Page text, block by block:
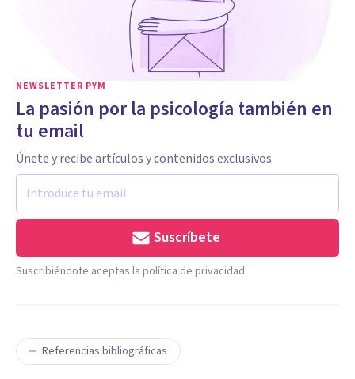
NEWSLETTER PYM
La pasión por la psicología también en
tu email
Únete y recibe artículos y contenidos exclusivos
Suscríbete
Suscribiéndote aceptas la política de privacidad
Referencias bibliográficas